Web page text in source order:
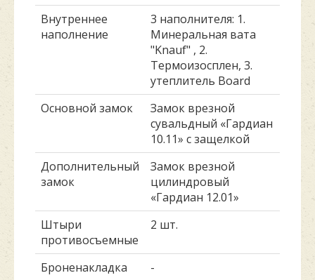
Внутреннее
наполнение
3 наполнителя: 1.
Минеральная вата
"Knauf" , 2.
Термоизосплен, 3.
утеплитель Board
Основной замок
Замок врезной
сувальдный «Гардиан
10.11» с защелкой
Дополнительный
замок
Замок врезной
цилиндровый
«Гардиан 12.01»
Штыри
противосъемные
2 шт.
Броненакладка
-